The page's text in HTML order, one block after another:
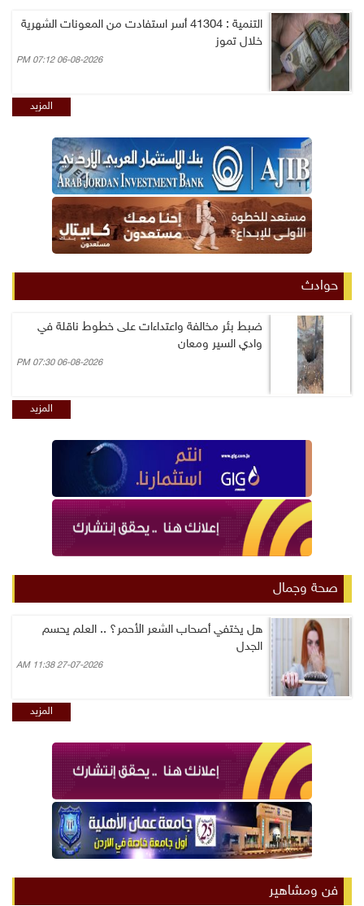
التنمية : 41304 أسر استفادت من المعونات الشهرية
خلال تموز
06-08-2026 07:12 PM
المزيد
حوادث
ضبط بئر مخالفة واعتداءات على خطوط ناقلة في
وادي السير ومعان
06-08-2026 07:30 PM
المزيد
صحة وجمال
هل يختفي أصحاب الشعر الأحمر؟ .. العلم يحسم
الجدل
27-07-2026 11:38 AM
المزيد
فن ومشاهير